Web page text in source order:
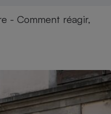
- Comment réagir,